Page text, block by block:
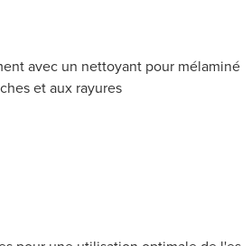
avec un nettoyant pour mélaminé
et aux rayures